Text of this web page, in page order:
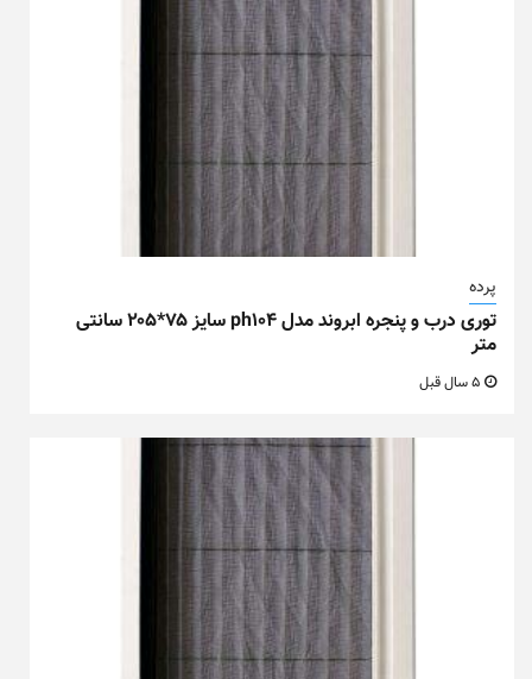
پرده
توری درب و پنجره ابروند مدل ph104 سایز ۷۵*۲۰۵ سانتی
متر